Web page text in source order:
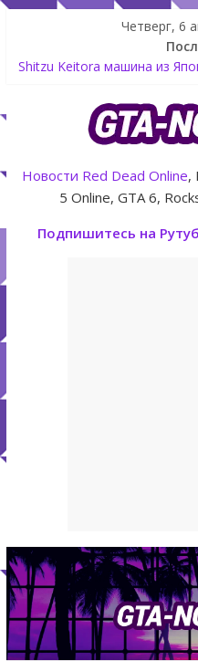
Четверг, 6
Как создать аккаунт
Shitzu Keitora машина из
GTA Online уже 14 июля
GTA Online: Rockstar
Летнее обновление для
Новости Red Dead Online,
5 Online, GTA 6,
Подпишитесь на Рутуб